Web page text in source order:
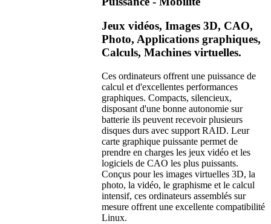
Jeux vidéos, Images 3D, CAO,
Photo, Applications graphiques,
Calculs, Machines virtuelles.
Ces ordinateurs offrent une puissance de
calcul et d'excellentes performances
graphiques. Compacts, silencieux,
disposant d'une bonne autonomie sur
batterie ils peuvent recevoir plusieurs
disques durs avec support RAID. Leur
carte graphique puissante permet de
prendre en charges les jeux vidéo et les
logiciels de CAO les plus puissants.
Conçus pour les images virtuelles 3D, la
photo, la vidéo, le graphisme et le calcul
intensif, ces ordinateurs assemblés sur
mesure offrent une excellente compatibilité
Linux.